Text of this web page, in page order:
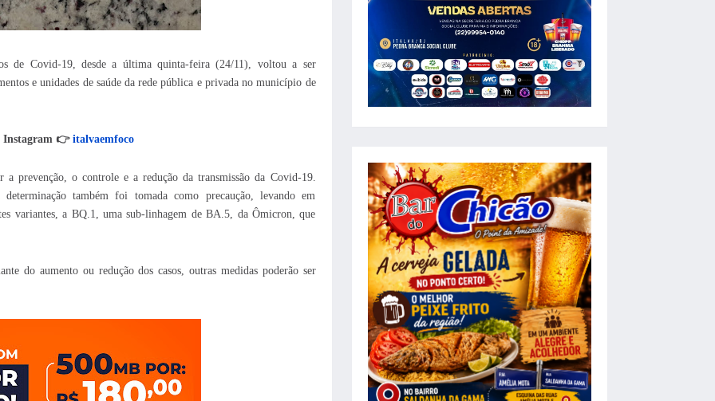
de Covid-19, desde a última quinta-feira (24/11), voltou a ser
e unidades de saúde da rede pública e privada no município de
Instagram 👉 italvaemfoco
prevenção, o controle e a redução da transmissão da Covid-19.
também foi tomada como precaução, levando em
variantes, a BQ.1, uma sub-linhagem de BA.5, da Ômicron, que
do aumento ou redução dos casos, outras medidas poderão ser